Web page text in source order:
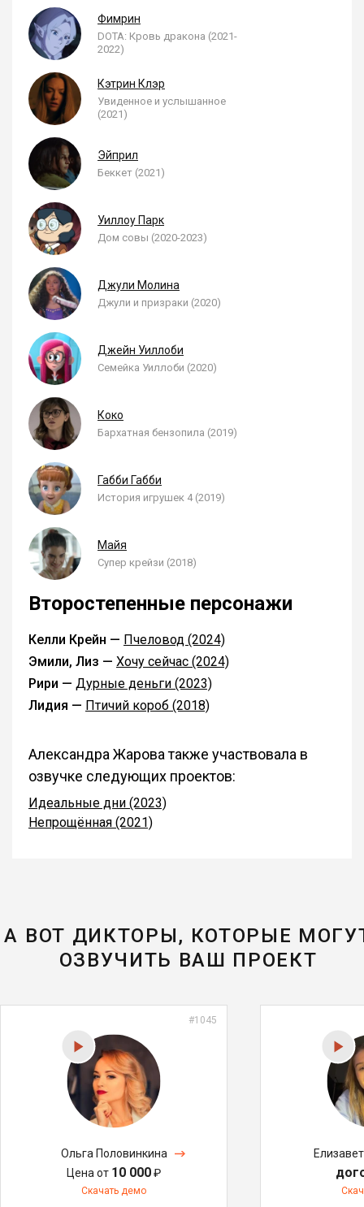
Фимрин
DOTA: Кровь дракона (2021-
2022)
Кэтрин Клэр
Увиденное и услышанное
(2021)
Эйприл
Беккет (2021)
Уиллоу Парк
Дом совы (2020-2023)
Джули Молина
Джули и призраки (2020)
Джейн Уиллоби
Семейка Уиллоби (2020)
Коко
Бархатная бензопила (2019)
Габби Габби
История игрушек 4 (2019)
Майя
Супер крейзи (2018)
Второстепенные персонажи
Келли Крейн — Пчеловод (2024)
Эмили, Лиз — Хочу сейчас (2024)
Рири — Дурные деньги (2023)
Лидия — Птичий короб (2018)
Александра Жарова также участвовала в
озвучке следующих проектов:
Идеальные дни (2023)
Непрощённая (2021)
А ВОТ ДИКТОРЫ, КОТОРЫЕ
ОЗВУЧИТЬ ВАШ ПРОЕКТ
#1045
Ольга Половинкина
Цена от 10 000₽
Скачать демо